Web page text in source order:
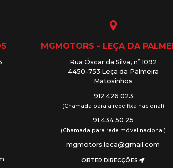
MGMOTORS - LEÇA DA
Rua Óscar da Silva, nº 1092
4450-753 Leça da Palmeira
Matosinhos
912 426 023
(Chamada para a rede fixa nacional)
91 434 50 25
(Chamada para rede móvel nacional)
mgmotors.leca@gmail.com
OBTER DIRECÇÕES